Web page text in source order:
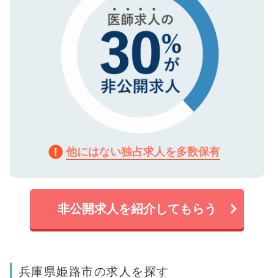
他にはない独占求人を多数保有
非公開求人を紹介してもらう
兵庫県姫路市の求人を探す